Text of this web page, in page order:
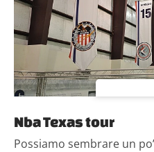
Nba Texas tour
Possiamo sembrare un